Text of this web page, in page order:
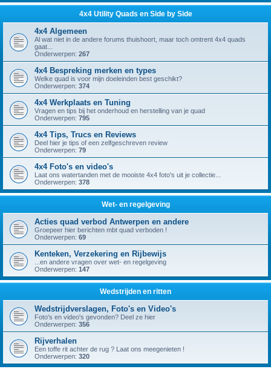
4x4 Utility Quads en Side by Side
4x4 Algemeen
Al wat niet in de andere forums thuishoort, maar toch omtrent 4x4 quads
gaat...
Onderwerpen: 267
4x4 Bespreking merken en types
Welke quad is voor mijn doeleinden best geschikt?
Onderwerpen: 374
4x4 Werkplaats en Tuning
Vragen en tips bij het onderhoud en herstelling van je quad
Onderwerpen: 795
4x4 Tips, Trucs en Reviews
Deel hier je tips of een zelfgeschreven review
Onderwerpen: 79
4x4 Foto's en video's
Laat ons watertanden met de mooiste 4x4 foto's uit je collectie...
Onderwerpen: 378
Wet- en regelgeving
Acties quad verbod Antwerpen en andere
Groepeer hier berichten mbt quad verboden !
Onderwerpen: 69
Kenteken, Verzekering en Rijbewijs
...en andere vragen over wet- en regelgeving
Onderwerpen: 147
Wedstrijden en ritten
Wedstrijdverslagen, Foto's en Video's
Foto's en video's gevonden? Deel ze hier
Onderwerpen: 356
Rijverhalen
Een toffe rit achter de rug ? Laat ons meegenieten !
Onderwerpen: 320